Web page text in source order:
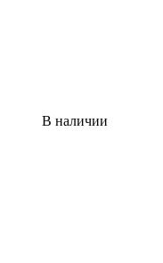
В наличии